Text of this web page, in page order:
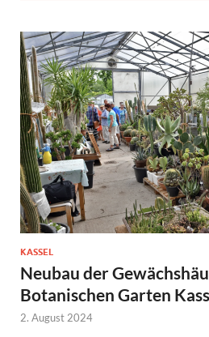
KASSEL
Neubau der
Botanischen Garten
2. August 2024